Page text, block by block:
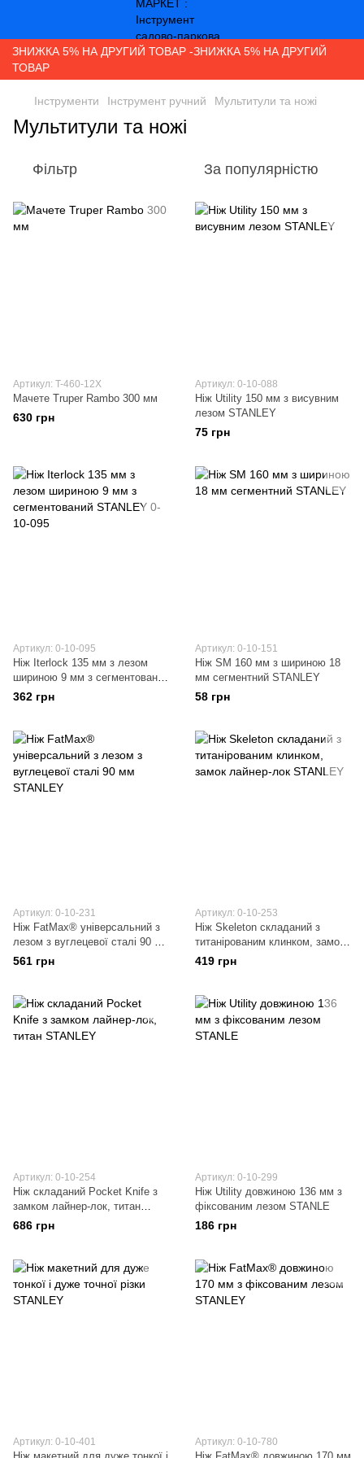
ЗНИЖКА 5% НА ДРУГИЙ ТОВАР -ЗНИЖКА 5% НА ДРУГИЙ
ТОВАР
Інструменти Інструмент ручний Мультитули та ножі
Мультитули та ножі
Фільтр За популярністю
Артикул: T-460-12X
Мачете Truper Rambo 300 мм
630 грн
Артикул: 0-10-088
Ніж Utility 150 мм з висувним
лезом STANLEY
75 грн
Артикул: 0-10-095
Ніж Iterlock 135 мм з лезом
шириною 9 мм з сегментований
STANLEY 0-10-095
362 грн
Артикул: 0-10-151
Ніж SM 160 мм з шириною 18
мм сегментний STANLEY
58 грн
Артикул: 0-10-231
Ніж FatMax® універсальний з
лезом з вуглецевої сталі 90 мм
STANLEY
561 грн
Артикул: 0-10-253
Ніж Skeleton складаний з
титанірованим клинком, замок
лайнер-лок STANLEY
419 грн
Артикул: 0-10-254
Ніж складаний Pocket Knife з
замком лайнер-лок, титан
STANLEY
686 грн
Артикул: 0-10-299
Ніж Utility довжиною 136 мм з
фіксованим лезом STANLE
186 грн
Артикул: 0-10-401 Артикул: 0-10-780